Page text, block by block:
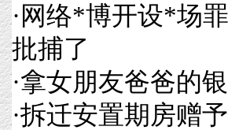
· 网络*博开设*场
批捕了
·拿女朋友爸爸的
·拆迁安置期房赠